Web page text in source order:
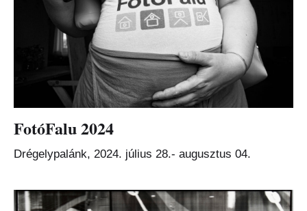
FotóFalu 2024
Drégelypalánk, 2024. július 28.- augusztus 04.